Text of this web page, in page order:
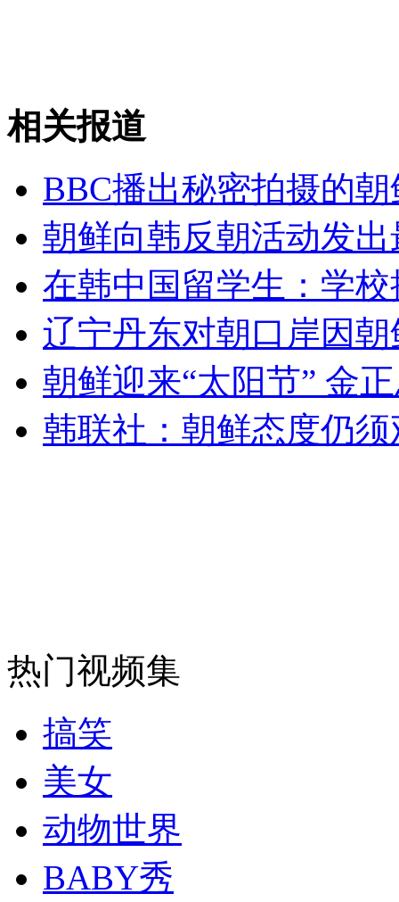
山西运城恶犬咬伤多人 警民合力深夜将其击毙
女孩北京地铁殴打老人 痛下狠手拳打脚踢
无痛分娩是否安全 医生回应
外交部：反对强权政治霸凌主义
外交部：有关国家言论片面不公正
纽约上演“枕头大战”
司机酒驾遇交警 急速倒车逃窜
相关报道
BBC播出秘密拍摄的
朝鲜向韩反朝活动发
在韩中国留学生：学
辽宁丹东对朝口岸因朝
朝鲜迎来“太阳节” 金
韩联社：朝鲜态度仍须
热门视频集
搞笑
美女
动物世界
BABY秀